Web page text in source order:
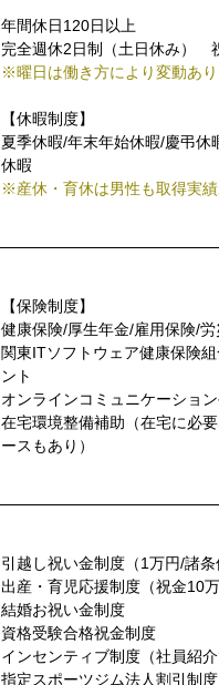
年間休日120日以上
完全週休2日制（土日休み）
※曜日は働き方により変動あり
【休暇制度】
夏季休暇/年末年始休暇/慶弔
休暇
※産休・育休は男性も取得実績
【保険制度】
健康保険/厚生年金/雇用保険/
関東ITソフトウェア健康保険
ント
オンラインコミュニケーショ
在宅環境整備補助（在宅に必
ースもあり）
引越し祝い金制度（1万円/諸条
出産・育児応援制度（祝金10
結婚お祝い金制度
資格受験合格祝金制度
インセンティブ制度（社員紹介
指定スポーツジム法人割引制度